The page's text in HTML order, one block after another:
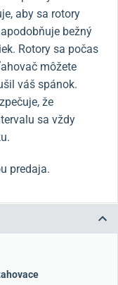
aby sa rotory
bežný
Rotory sa počas
môžete
váš spánok.
že
sa vždy
predaja.